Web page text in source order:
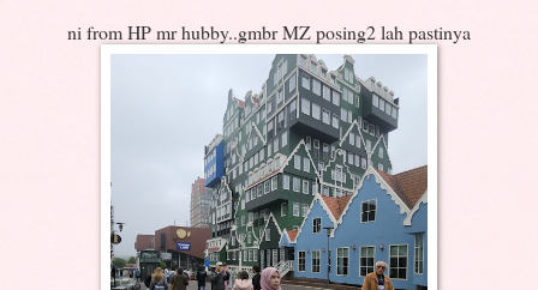
ni from HP mr hubby..gmbr MZ posing2 lah pastinya